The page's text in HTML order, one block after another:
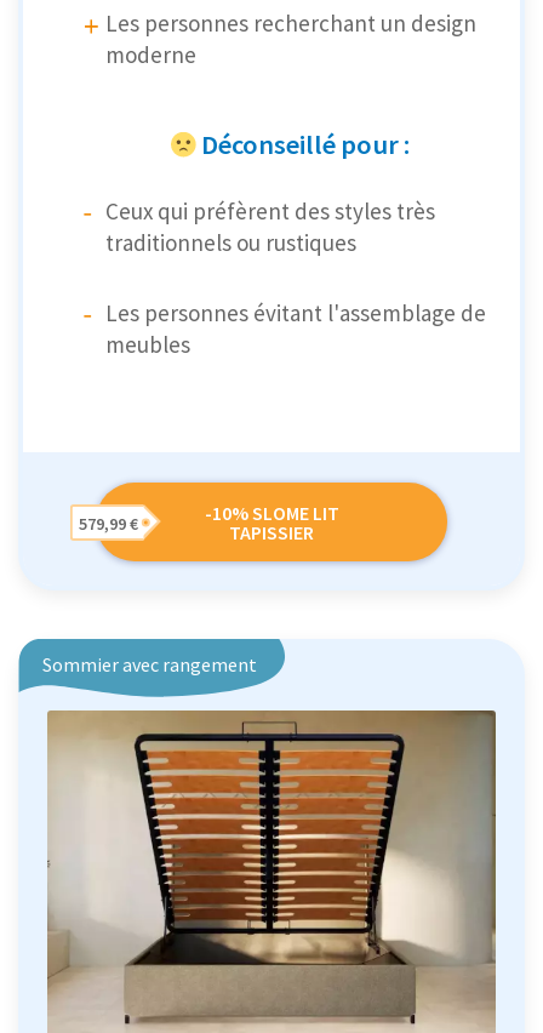
Les personnes recherchant un design
moderne
Déconseillé pour :
Ceux qui préfèrent des styles très
traditionnels ou rustiques
Les personnes évitant l'assemblage de
meubles
-10% SLOME LIT
TAPISSIER
579,99 €
Sommier avec rangement